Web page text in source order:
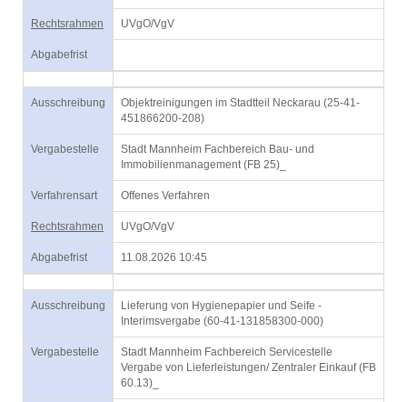
Rechtsrahmen UVgO/VgV
Abgabefrist
Ausschreibung
Objektreinigungen im Stadtteil Neckarau (25-41-
451866200-208)
Vergabestelle
Stadt Mannheim Fachbereich Bau- und
Immobilienmanagement (FB 25)_
Verfahrensart Offenes Verfahren
Rechtsrahmen UVgO/VgV
Abgabefrist 11.08.2026 10:45
Ausschreibung
Lieferung von Hygienepapier und Seife -
Interimsvergabe (60-41-131858300-000)
Vergabestelle
Stadt Mannheim Fachbereich Servicestelle
Vergabe von Lieferleistungen/ Zentraler Einkauf (FB
60.13)_